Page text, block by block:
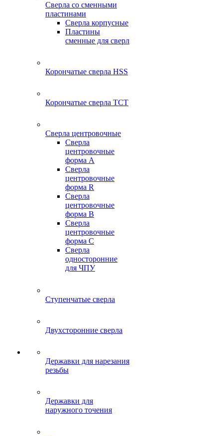
Сверла со сменными
пластинами
Сверла корпусные
Пластины
сменные для сверл
Корончатые сверла HSS
Корончатые сверла TCT
Сверла центровочные
Сверла
центровочные
форма A
Сверла
центровочные
форма R
Сверла
центровочные
форма B
Сверла
центровочные
форма C
Сверла
односторонние
для ЧПУ
Ступенчатые сверла
Двухсторонние сверла
Державки для нарезания
резьбы
Державки для
наружного точения